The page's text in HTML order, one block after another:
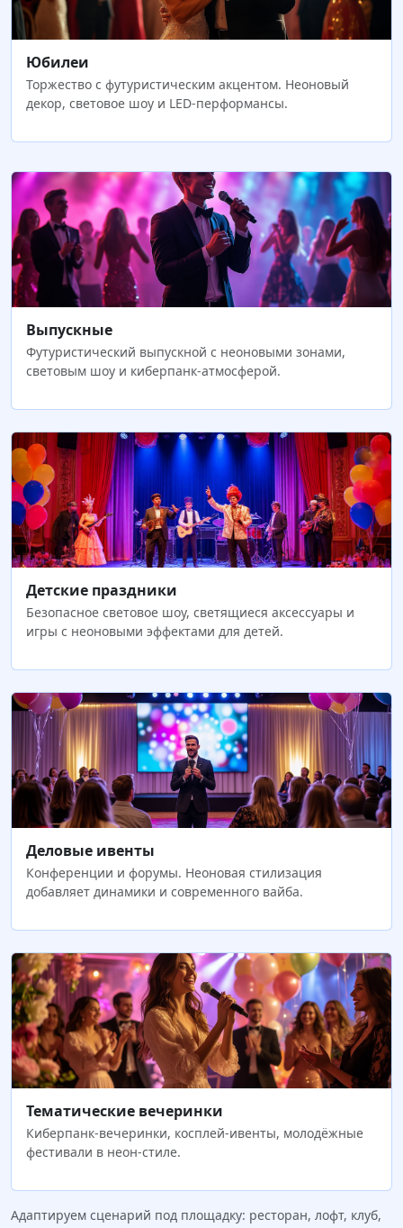
Юбилеи
Торжество с футуристическим акцентом. Неоновый
декор, световое шоу и LED-перформансы.
Выпускные
Футуристический выпускной с неоновыми зонами,
световым шоу и киберпанк-атмосферой.
Детские праздники
Безопасное световое шоу, светящиеся аксессуары и
игры с неоновыми эффектами для детей.
Деловые ивенты
Конференции и форумы. Неоновая стилизация
добавляет динамики и современного вайба.
Тематические вечеринки
Киберпанк-вечеринки, косплей-ивенты, молодёжные
фестивали в неон-стиле.
Адаптируем сценарий под площадку: ресторан, лофт, клуб,